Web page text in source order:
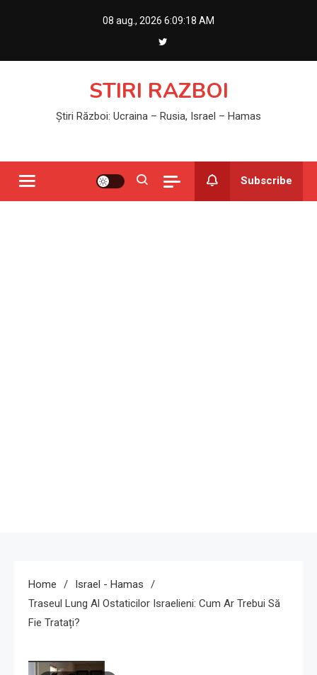
08 aug., 2026 6:09:18 AM
STIRI RAZBOI
Știri Război: Ucraina – Rusia, Israel – Hamas
Subscribe
Home
Israel - Hamas
Traseul Lung Al Ostaticilor Israelieni: Cum Ar Trebui Să
Fie Tratați?